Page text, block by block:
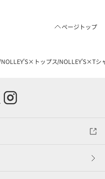
ページトップ
NOLLEY'S×トップス NOLLEY'S×Tシ